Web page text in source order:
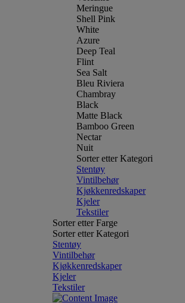
Meringue
Shell Pink
White
Azure
Deep Teal
Flint
Sea Salt
Bleu Riviera
Chambray
Black
Matte Black
Bamboo Green
Nectar
Nuit
Sorter etter Kategori
Stentøy
Vintilbehør
Kjøkkenredskaper
Kjeler
Tekstiler
Sorter etter Farge
Sorter etter Kategori
Stentøy
Vintilbehør
Kjøkkenredskaper
Kjeler
Tekstiler